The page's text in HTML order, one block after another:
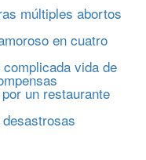
múltiples abortos
en cuatro
vida de
un restaurante